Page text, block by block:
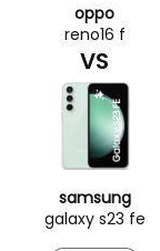
oppo
reno16 f
VS
samsung
galaxy s23 fe